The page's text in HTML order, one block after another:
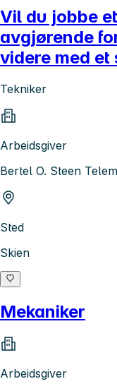
Vil du jobbe
avgjørende
videre med et
Tekniker
Arbeidsgiver
Bertel O. Steen
Sted
Skien
Mekaniker
Arbeidsgiver